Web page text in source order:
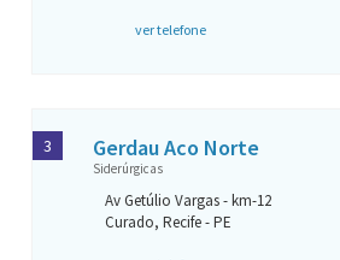
ver telefone
Gerdau Aco Norte
Siderúrgicas
Av Getúlio Vargas - km-12
Curado, Recife - PE
3